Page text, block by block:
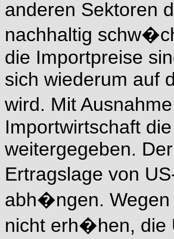
anderen Sektoren
nachhaltig
die Importpreise
sich wiederum auf
wird. Mit
Importwirtschaft
weitergegeben.
Ertragslage von
abh�ngen.
nicht erh�hen, die